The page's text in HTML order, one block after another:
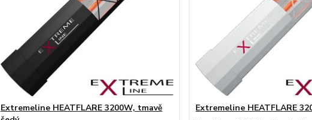
Extremeline HEATFLARE 3200W, tmavě
Extremeline HEATFLARE